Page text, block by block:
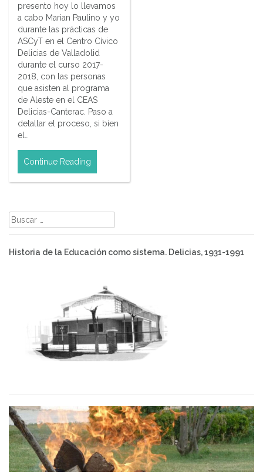
presento hoy lo llevamos
a cabo Marian Paulino y yo
durante las prácticas de
ASCyT en el Centro Cívico
Delicias de Valladolid
durante el curso 2017-
2018, con las personas
que asisten al programa
de Aleste en el CEAS
Delicias-Canterac. Paso a
detallar el proceso, si bien
el…
Continue Reading
Buscar:
Historia de la Educación como sistema. Delicias, 1931-1991